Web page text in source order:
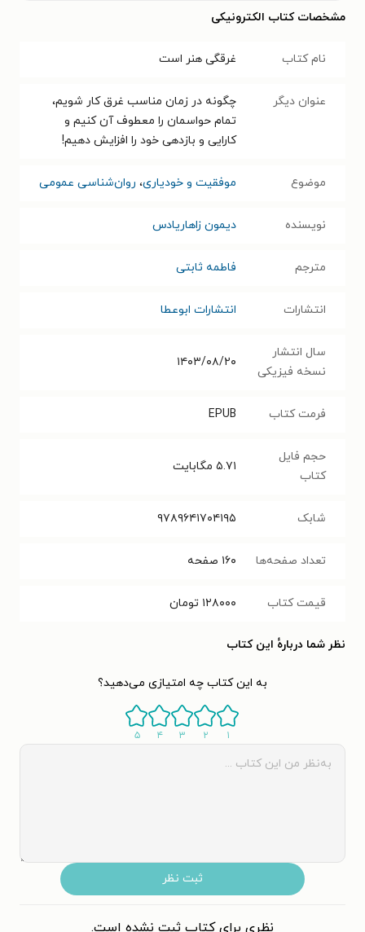
مشخصات کتاب الکترونیکی
نام کتاب غرقگی هنر است
عنوان دیگر
چگونه در زمان مناسب غرق کار شویم،
تمام حواسمان را معطوف آن کنیم و
کارایی و بازدهی خود را افزایش دهیم!
موضوع موفقیت و خودیاری، روان‌شناسی عمومی
نویسنده دیمون زاهاریادس
مترجم فاطمه ثابتی
انتشارات انتشارات ابوعطا
سال انتشار
نسخه فیزیکی
۱۴۰۳/۰۸/۲۰
فرمت کتاب EPUB
حجم فایل
کتاب
۵.۷۱ مگابایت
شابک ۹۷۸۹۶۴۱۷۰۴۱۹۵
تعداد صفحه‌ها ۱۶۰ صفحه
قیمت کتاب ۱۲۸۰۰۰ تومان
نظر شما دربارهٔ این کتاب
به این کتاب چه امتیازی می‌دهید؟
۱ ۲ ۳ ۴ ۵
ثبت نظر
نظری برای کتاب ثبت نشده است.